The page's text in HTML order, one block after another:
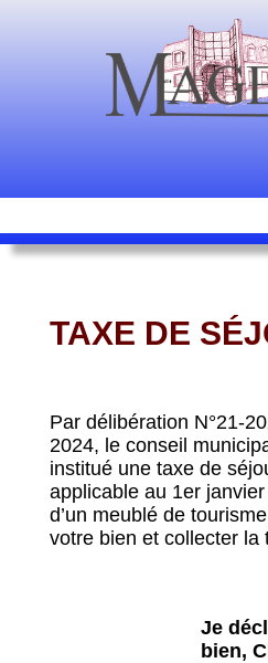
TAXE DE
Par délibération N°21-
2024, le conseil
institué une taxe de
applicable au 1er
d’un meublé de
votre bien et collecter la
Je
bien,